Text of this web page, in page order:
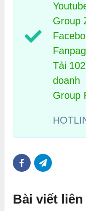
Group
Tải
doanh
Group
Bài viết